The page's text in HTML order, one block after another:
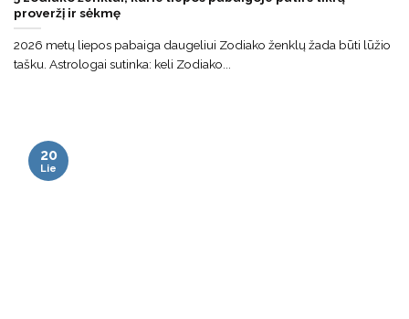
proveržį ir sėkmę
2026 metų liepos pabaiga daugeliui Zodiako ženklų žada būti lūžio
tašku. Astrologai sutinka: keli Zodiako...
20
Lie